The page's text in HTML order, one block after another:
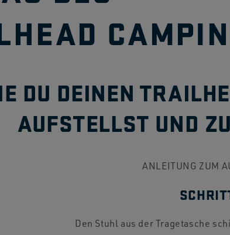
DU DEINEN
AUFSTELLST UND
ANLEITUNG ZUM
Den Stuhl aus der Tragetasche